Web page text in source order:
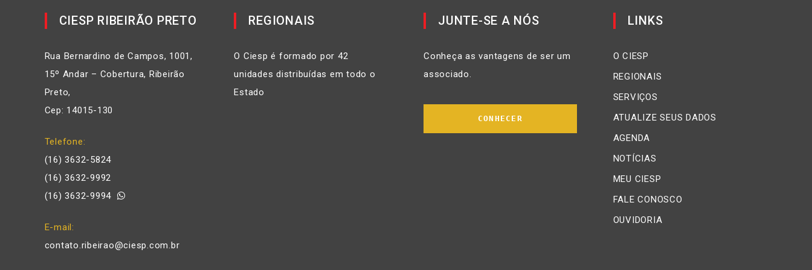
CIESP RIBEIRÃO PRETO
Rua Bernardino de Campos, 1001,
15º Andar – Cobertura, Ribeirão
Preto,
Cep: 14015-130
Telefone
(16) 3632-5824
(16) 3632-9992
(16) 3632-9994
E-mail
contato.ribeirao@ciesp.com.br
REGIONAIS
O Ciesp é formado por 42
unidades distribuídas em todo o
Estado
JUNTE-SE A NÓS
Conheça as vantagens de ser um
associado.
CONHECER
LINKS
O CIESP
REGIONAIS
SERVIÇOS
ATUALIZE SEUS DADOS
AGENDA
NOTÍCIAS
MEU CIESP
FALE CONOSCO
OUVIDORIA